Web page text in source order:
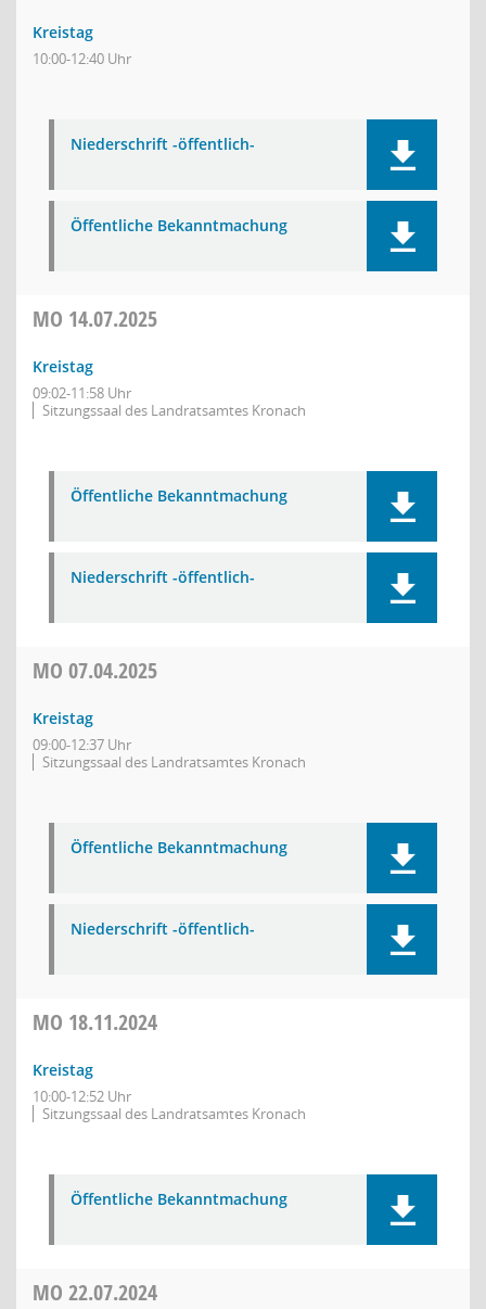
Kreistag
10:00-12:40 Uhr
Niederschrift -öffentlich-
Öffentliche Bekanntmachung
MO 14.07.2025
Kreistag
09:02-11:58 Uhr
Sitzungssaal des Landratsamtes Kronach
Öffentliche Bekanntmachung
Niederschrift -öffentlich-
MO 07.04.2025
Kreistag
09:00-12:37 Uhr
Sitzungssaal des Landratsamtes Kronach
Öffentliche Bekanntmachung
Niederschrift -öffentlich-
MO 18.11.2024
Kreistag
10:00-12:52 Uhr
Sitzungssaal des Landratsamtes Kronach
Öffentliche Bekanntmachung
MO 22.07.2024